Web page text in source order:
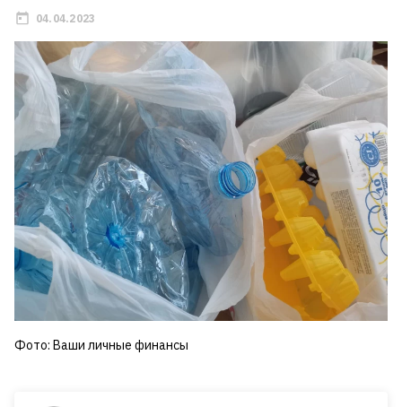
04.04.2023
Фото: Ваши личные финансы